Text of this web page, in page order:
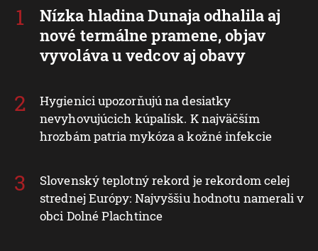
Nízka hladina Dunaja odhalila aj
nové termálne pramene, objav
vyvoláva u vedcov aj obavy
Hygienici upozorňujú na desiatky
nevyhovujúcich kúpalísk. K najväčším
hrozbám patria mykóza a kožné infekcie
Slovenský teplotný rekord je rekordom celej
strednej Európy: Najvyššiu hodnotu namerali v
obci Dolné Plachtince